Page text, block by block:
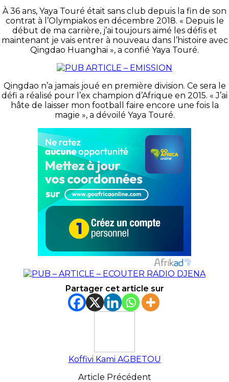
À 36 ans, Yaya Touré était sans club depuis la fin de son
contrat à l’Olympiakos en décembre 2018. « Depuis le
début de ma carrière, j’ai toujours aimé les défis et
maintenant je vais entrer à nouveau dans l’histoire avec
Qingdao Huanghai », a confié Yaya Touré.
Qingdao n’a jamais joué en première division. Ce sera le
défi a réalisé pour l’ex champion d’Afrique en 2015. « J’ai
hâte de laisser mon football faire encore une fois la
magie », a dévoilé Yaya Touré.
Partager cet article sur
Koffivi Kami AGBETOU
Article Précédent